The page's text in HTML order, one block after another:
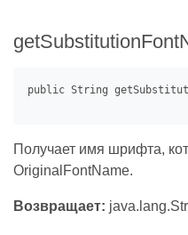
Получает имя шрифта,
OriginalFontName.
Возвращает: